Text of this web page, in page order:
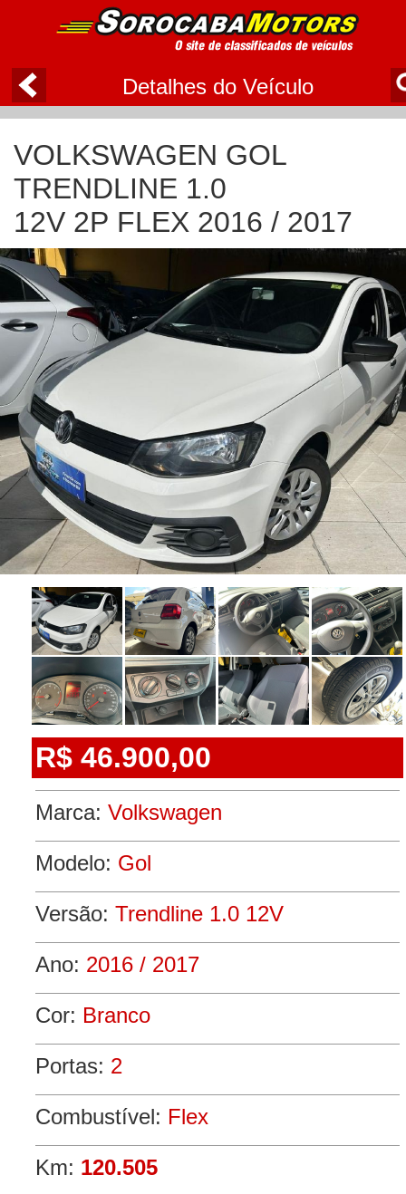
Detalhes do Veículo
VOLKSWAGEN GOL
TRENDLINE 1.0
12V 2P FLEX 2016 / 2017
R$ 46.900,00
Marca: Volkswagen
Modelo: Gol
Versão: Trendline 1.0 12V
Ano: 2016 / 2017
Cor: Branco
Portas: 2
Combustível: Flex
Km: 120.505